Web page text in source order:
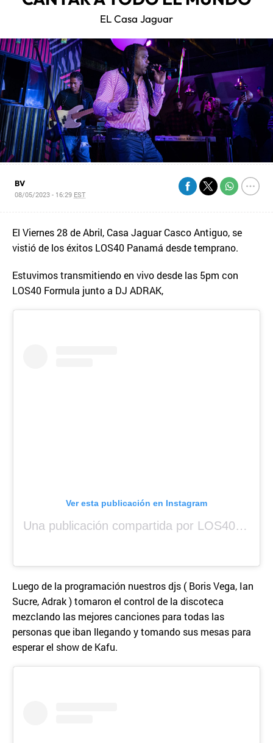
EL Casa Jaguar
BV
08/05/2023 - 16:29 EST
El Viernes 28 de Abril, Casa Jaguar Casco Antiguo, se
vistió de los éxitos LOS40 Panamá desde temprano.
Estuvimos transmitiendo en vivo desde las 5pm con
LOS40 Formula junto a DJ ADRAK,
Ver esta publicación en Instagram
Una publicación compartida por LOS40 Panamá (@los40panama)
Luego de la programación nuestros djs ( Boris Vega, Ian
Sucre, Adrak ) tomaron el control de la discoteca
mezclando las mejores canciones para todas las
personas que iban llegando y tomando sus mesas para
esperar el show de Kafu.